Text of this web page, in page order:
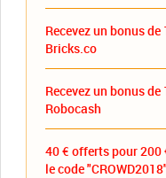
Recevez un bonus
Bricks.co
Recevez un bonus
Robocash
40 € offerts pour 200
le code